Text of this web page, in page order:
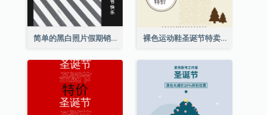
简单的黑白照片假期销售海报 裸色运动鞋圣诞节特卖海报